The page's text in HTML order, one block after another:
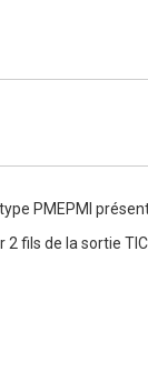
PMEPMI
fils de la sortie